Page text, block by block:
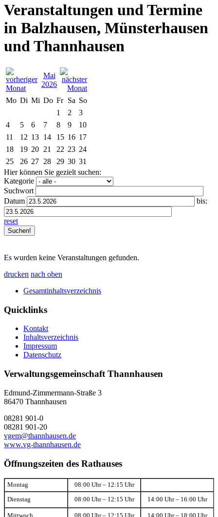
Veranstaltungen und Termine
in Balzhausen, Münsterhausen
und Thannhausen
Mai
2026
Mo Di Mi Do Fr Sa So
1
2
3
4
5 6 7 8 9
10
11
12 13 14 15 16 17
18
19 20 21 22 23 24
25
26 27 28 29 30 31
Hier können Sie gezielt suchen:
Kategorie
Suchwort
Datum
bis:
reset
Es wurden keine Veranstaltungen gefunden.
drucken nach oben
Gesamtinhaltsverzeichnis
Quicklinks
Kontakt
Inhaltsverzeichnis
Impressum
Datenschutz
Verwaltungsgemeinschaft Thannhausen
Edmund-Zimmermann-Straße 3
86470 Thannhausen
08281 901-0
08281 901-20
vgem@thannhausen.de
www.vg-thannhausen.de
Öffnungszeiten des Rathauses
Montag 08:00 Uhr – 12:15 Uhr
Dienstag 08:00 Uhr – 12:15 Uhr 14:00 Uhr – 16:00 Uhr